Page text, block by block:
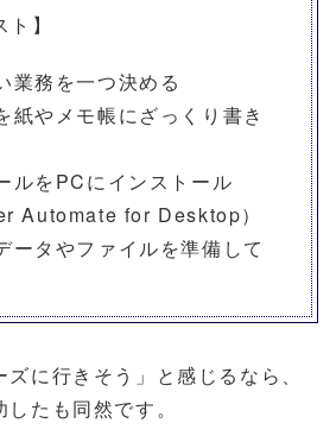
】
業務を一つ決める
紙やメモ帳にざっくり書き
ルをPCにインストール
Automate for Desktop）
ータやファイルを準備して
に行きそう」と感じるなら、
たも同然です。